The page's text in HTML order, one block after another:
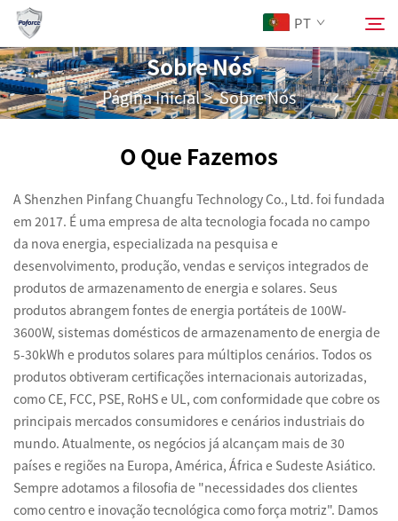
PT
Sobre Nós
Serviços
Baixar
Notícias
Entre em Contato
Sobre Nós
Página Inicial>Sobre Nós
O Que Fazemos
A Shenzhen Pinfang Chuangfu Technology Co., Ltd. foi fundada
em 2017. É uma empresa de alta tecnologia focada no campo
da nova energia, especializada na pesquisa e
desenvolvimento, produção, vendas e serviços integrados de
produtos de armazenamento de energia e solares. Seus
produtos abrangem fontes de energia portáteis de 100W-
3600W, sistemas domésticos de armazenamento de energia de
5-30kWh e produtos solares para múltiplos cenários. Todos os
produtos obtiveram certificações internacionais autorizadas,
como CE, FCC, PSE, RoHS e UL, com conformidade que cobre os
principais mercados consumidores e cenários industriais do
mundo. Atualmente, os negócios já alcançam mais de 30
países e regiões na Europa, América, África e Sudeste Asiático.
Sempre adotamos a filosofia de "necessidades dos clientes
como centro e inovação tecnológica como força motriz". Damos